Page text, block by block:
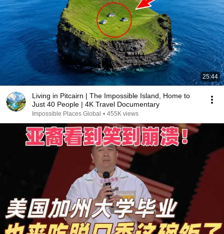
25:44
Living in Pitcairn | The Impossible Island, Home to
Just 40 People | 4K Travel Documentary
Impossible Places Global • 455K views